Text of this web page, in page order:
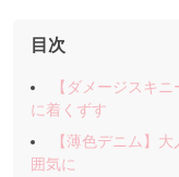
目次
【ダメージスキ
に着くずす
【薄色デニム】
囲気に